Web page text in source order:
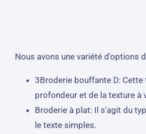
Nous avons une variété d'options
3Broderie bouffante D:
profondeur et de la texture à
Broderie à plat: Il s'agit du
le texte simples.